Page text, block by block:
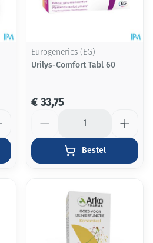
Eurogenerics (EG)
Urilys-Comfort Tabl 60
€ 33,75
Bestel